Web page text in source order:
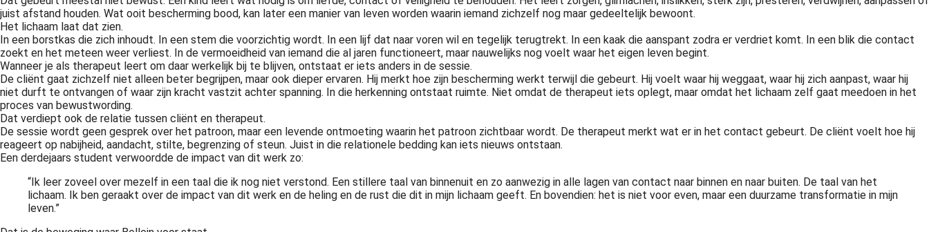
juist afstand houden. Wat ooit bescherming bood, kan later een manier van leven worden waarin iemand zichzelf nog maar gedeeltelijk bewoont.
Het lichaam laat dat zien.
In een borstkas die zich inhoudt. In een stem die voorzichtig wordt. In een lijf dat naar voren wil en tegelijk terugtrekt. In een kaak die aanspant zodra er verdriet komt. In een blik die contact
zoekt en het meteen weer verliest. In de vermoeidheid van iemand die al jaren functioneert, maar nauwelijks nog voelt waar het eigen leven begint.
Wanneer je als therapeut leert om daar werkelijk bij te blijven, ontstaat er iets anders in de sessie.
De cliënt gaat zichzelf niet alleen beter begrijpen, maar ook dieper ervaren. Hij merkt hoe zijn bescherming werkt terwijl die gebeurt. Hij voelt waar hij weggaat, waar hij zich aanpast, waar hij
niet durft te ontvangen of waar zijn kracht vastzit achter spanning. In die herkenning ontstaat ruimte. Niet omdat de therapeut iets oplegt, maar omdat het lichaam zelf gaat meedoen in het
proces van bewustwording.
Dat verdiept ook de relatie tussen cliënt en therapeut.
De sessie wordt geen gesprek over het patroon, maar een levende ontmoeting waarin het patroon zichtbaar wordt. De therapeut merkt wat er in het contact gebeurt. De cliënt voelt hoe hij
reageert op nabijheid, aandacht, stilte, begrenzing of steun. Juist in die relationele bedding kan iets nieuws ontstaan.
Een derdejaars student verwoordde de impact van dit werk zo:
“Ik leer zoveel over mezelf in een taal die ik nog niet verstond. Een stillere taal van binnenuit en zo aanwezig in alle lagen van contact naar binnen en naar buiten. De taal van het
lichaam. Ik ben geraakt over de impact van dit werk en de heling en de rust die dit in mijn lichaam geeft. En bovendien: het is niet voor even, maar een duurzame transformatie in mijn
leven.”